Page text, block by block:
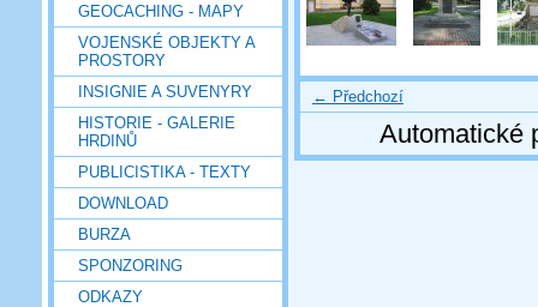
GEOCACHING - MAPY
VOJENSKÉ OBJEKTY A
PROSTORY
INSIGNIE A SUVENYRY
HISTORIE - GALERIE
HRDINŮ
PUBLICISTIKA - TEXTY
DOWNLOAD
BURZA
SPONZORING
ODKAZY
← Předchozí
Automatické